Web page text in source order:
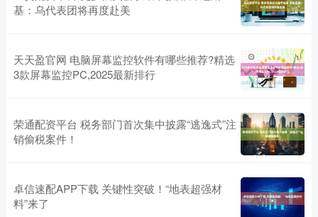
基：乌代表团将再度赴美
天天盈官网 电脑屏幕监控软件有哪些推荐?精选
3款屏幕监控PC,2025最新排行
荣通配资平台 税务部门首次集中披露“逃逸式”注
销偷税案件！
卓信速配APP下载 关键性突破！“地表超强材
料”来了